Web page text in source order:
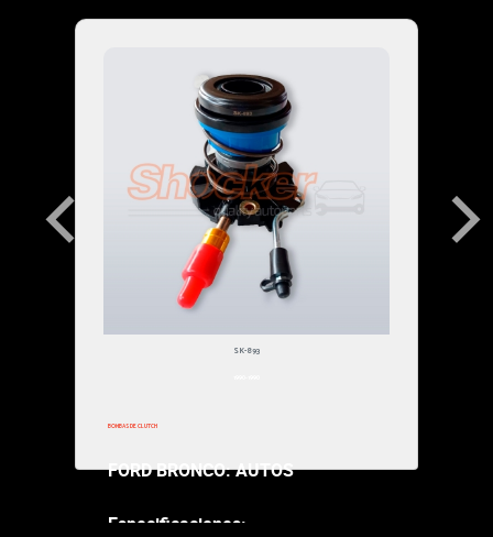
SK-893
BOMBAS DE CLUTCH
FORD BRONCO: AUTOS
Especificaciones: